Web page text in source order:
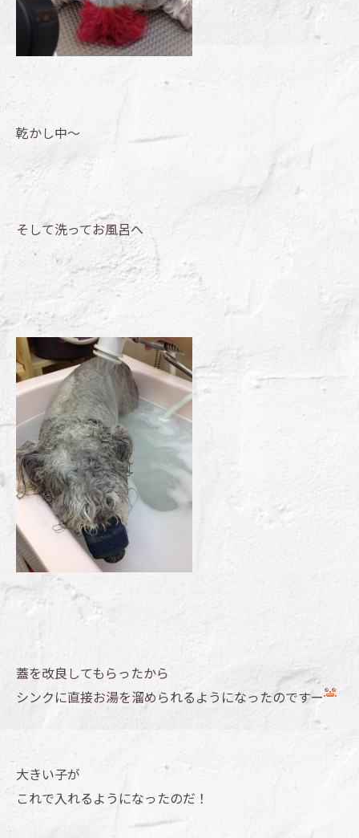
乾かし中～
そして洗ってお風呂へ
蓋を改良してもらったから
シンクに直接お湯を溜められるようになったのですー
大きい子が
これで入れるようになったのだ！